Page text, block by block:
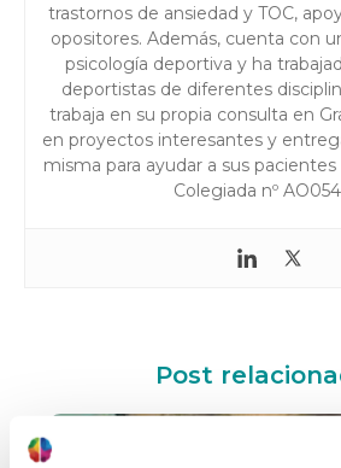
trastornos de ansiedad y TOC,
opositores. Además, cuenta con
psicología deportiva y ha
deportistas de diferentes
trabaja en su propia consulta en
en proyectos interesantes y
misma para ayudar a sus
Colegiada nº
Post